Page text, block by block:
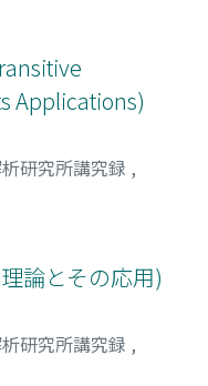
Applications)
研究所講究録 ,
論とその応用)
研究所講究録 ,